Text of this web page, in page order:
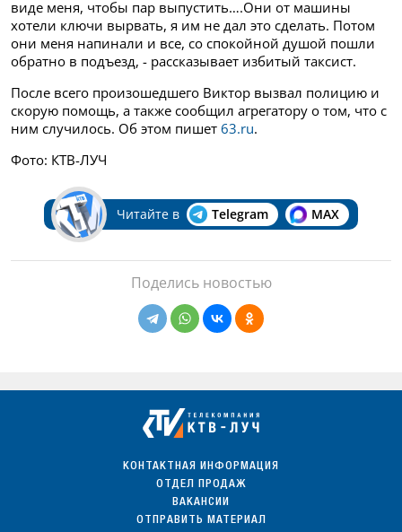
виде меня, чтобы пар выпустить….Они от машины
хотели ключи вырвать, я им не дал это сделать. Потом
они меня напинали и все, со спокойной душой пошли
обратно в подъезд, - рассказывает избитый таксист.
После всего произошедшего Виктор вызвал полицию и
скорую помощь, а также сообщил агрегатору о том, что с
ним случилось. Об этом пишет 63.ru.
Фото: КТВ-ЛУЧ
Читайте в Telegram MAX
Поделись новостью
КОНТАКТНАЯ ИНФОРМАЦИЯ
ОТДЕЛ ПРОДАЖ
ВАКАНСИИ
ОТПРАВИТЬ МАТЕРИАЛ